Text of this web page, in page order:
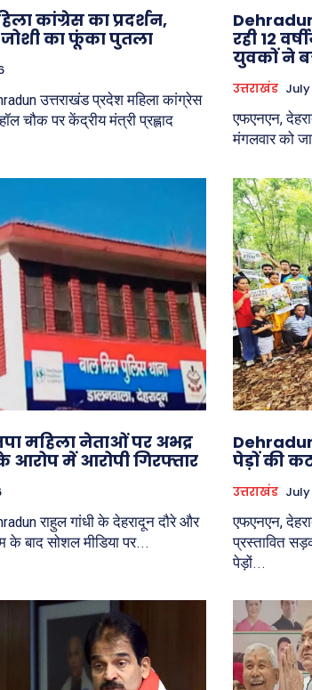
कांग्रेस का प्रदर्शन,
जोशी का फूंका पुतला
उत्तराखंड प्रदेश महिला कांग्रेस
चौक पर केंद्रीय मंत्री प्रह्लाद
रही 12
युवकों ने
उत्तराखंड July
एफएनएन,
मंगलवार को
महिला नेताओं पर अभद्र
में आरोपी गिरफ्तार
राहुल गांधी के देहरादून दौरे और
के बाद सोशल मीडिया पर...
पेड़ों की
उत्तराखंड July
एफएनएन,
प्रस्तावित
पेड़ों...